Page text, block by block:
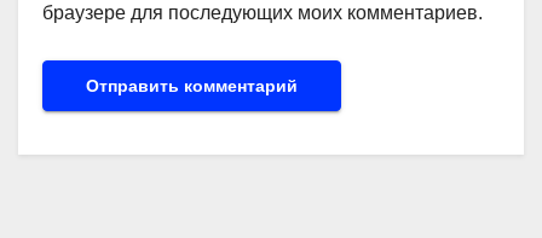
браузере для последующих моих комментариев.